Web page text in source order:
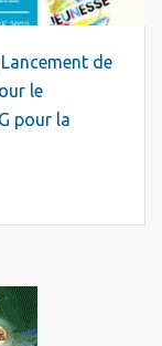
de
le
pour la